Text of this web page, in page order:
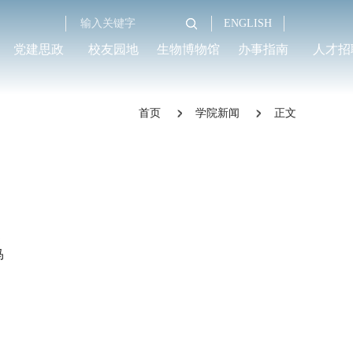
ENGLISH
党建思政 校友园地 生物博物馆 办事指南 人才
首页 学院新闻 正文